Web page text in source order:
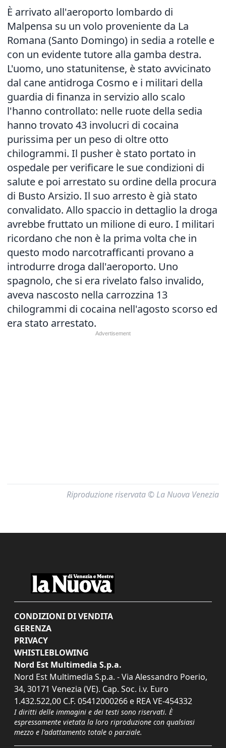
È arrivato all'aeroporto lombardo di
Malpensa su un volo proveniente da La
Romana (Santo Domingo) in sedia a rotelle e
con un evidente tutore alla gamba destra.
L'uomo, uno statunitense, è stato avvicinato
dal cane antidroga Cosmo e i militari della
guardia di finanza in servizio allo scalo
l'hanno controllato: nelle ruote della sedia
hanno trovato 43 involucri di cocaina
purissima per un peso di oltre otto
chilogrammi. Il pusher è stato portato in
ospedale per verificare le sue condizioni di
salute e poi arrestato su ordine della procura
di Busto Arsizio. Il suo arresto è già stato
convalidato. Allo spaccio in dettaglio la droga
avrebbe fruttato un milione di euro. I militari
ricordano che non è la prima volta che in
questo modo narcotrafficanti provano a
introdurre droga dall'aeroporto. Uno
spagnolo, che si era rivelato falso invalido,
aveva nascosto nella carrozzina 13
chilogrammi di cocaina nell'agosto scorso ed
era stato arrestato.
Riproduzione riservata © La Nuova Venezia
CONDIZIONI DI VENDITA
GERENZA
PRIVACY
WHISTLEBLOWING
Nord Est Multimedia S.p.a.
Nord Est Multimedia S.p.a. - Via Alessandro Poerio,
34, 30171 Venezia (VE). Cap. Soc. i.v. Euro
1.432.522,00 C.F. 05412000266 e REA VE-454332
I diritti delle immagini e dei testi sono riservati. È
espressamente vietata la loro riproduzione con qualsiasi
mezzo e l'adattamento totale o parziale.